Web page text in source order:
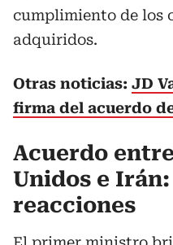
cumplimiento de los
adquiridos.
Otras noticias: JD
firma del acuerdo
Acuerdo
Unidos e
reacciones